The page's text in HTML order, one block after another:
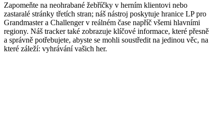
Zapomeňte na neohrabané žebříčky v herním klientovi nebo
zastaralé stránky třetích stran; náš nástroj poskytuje hranice LP pro
Grandmaster a Challenger v reálném čase napříč všemi hlavními
regiony. Náš tracker také zobrazuje klíčové informace, které přesně
a správně potřebujete, abyste se mohli soustředit na jedinou věc, na
které záleží: vyhrávání vašich her.